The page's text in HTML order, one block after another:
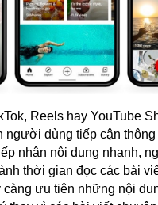
Reels hay YouTube
người dùng tiếp cận thông
nhận nội dung nhanh,
thời gian đọc các bài
càng ưu tiên những nội